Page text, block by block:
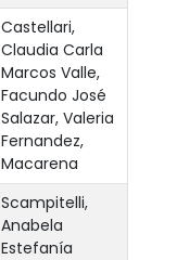
Castellari,
Claudia Carla
Marcos Valle,
Facundo José
Salazar, Valeria
Fernandez,
Macarena
Scampitelli,
Anabela
Estefanía